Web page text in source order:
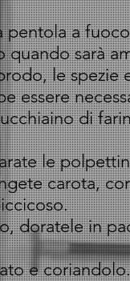
pentola a
sarà
le spezie
essere
di
le
carota,
doratele in
e coriandolo.